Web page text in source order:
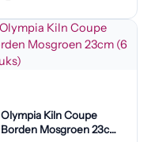
Olympia Kiln Coupe
Borden Mosgroen 23cm